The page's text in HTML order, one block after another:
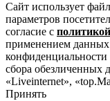
Сайт использует
параметров
согласие с
применением данных
конфиденциальности
сбора обезличенных
«Liveinternet»,
Принять